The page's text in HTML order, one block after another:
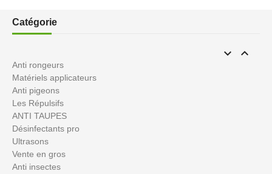
Catégorie
 
Anti rongeurs
Matériels applicateurs
Anti pigeons
Les Répulsifs
ANTI TAUPES
Désinfectants pro
Ultrasons
Vente en gros
Anti insectes